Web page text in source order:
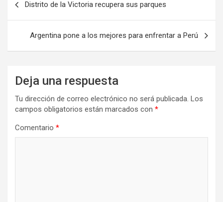
entradas
Distrito de la Victoria recupera sus parques
Argentina pone a los mejores para enfrentar a Perú
Deja una respuesta
Tu dirección de correo electrónico no será publicada. Los
campos obligatorios están marcados con *
Comentario *